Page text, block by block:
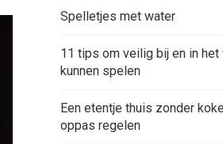
Spelletjes met water
11 tips om veilig bij en in het
kunnen spelen
Een etentje thuis zonder
oppas regelen